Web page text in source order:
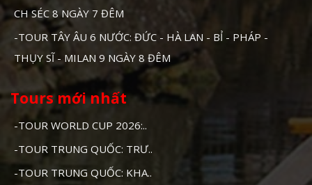
CH SÉC 8 NGÀY 7 ĐÊM
-TOUR TÂY ÂU 6 NƯỚC: ĐỨC - HÀ LAN - BỈ - PHÁP -
THỤY SĨ - MILAN 9 NGÀY 8 ĐÊM
Tours mới nhất
-TOUR WORLD CUP 2026:..
-TOUR TRUNG QUỐC: TRƯ..
-TOUR TRUNG QUỐC: KHA..